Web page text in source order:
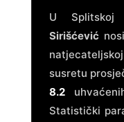
U Splitskoj
Sirišćević
susretu
8.2
Statistički